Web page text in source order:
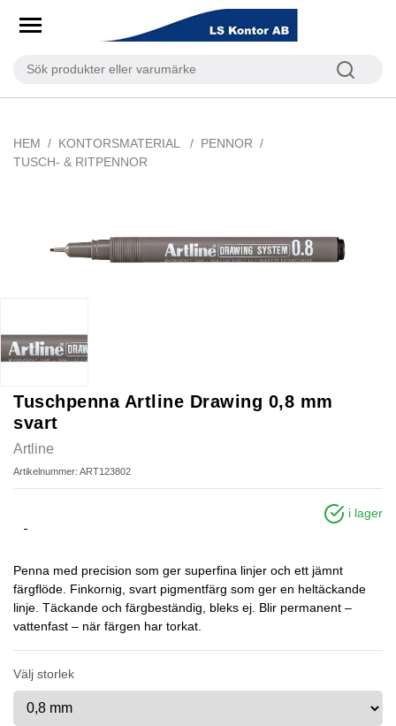
HEM KONTORSMATERIAL
PENNOR
TUSCH- & RITPENNOR
Tuschpenna Artline Drawing 0,8 mm
svart
Artline
Artikelnummer: ART123802
i lager
Penna med precision som ger superfina linjer och ett jämnt
färgflöde. Finkornig, svart pigmentfärg som ger en heltäckande
linje. Täckande och färgbeständig, bleks ej. Blir permanent –
vattenfast – när färgen har torkat.
Välj storlek